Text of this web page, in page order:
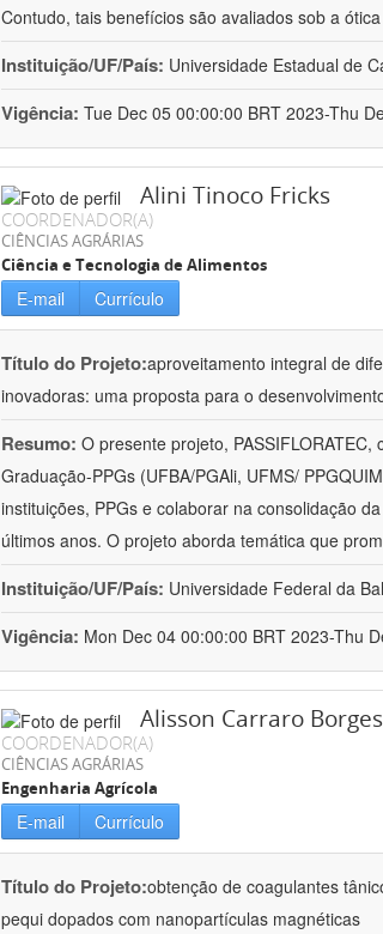
Contudo, tais benefícios são avaliados sob a
Instituição/UF/País: Universidade Estadual de
Vigência: Tue Dec 05 00:00:00 BRT 2023-Thu
Alini Tinoco Fricks
COORDENADOR(A)
CIÊNCIAS AGRÁRIAS
Ciência e Tecnologia de Alimentos
E-mail Currículo
Título do Projeto:aproveitamento integral de
inovadoras: uma proposta para o
Resumo: O presente projeto,
Graduação-PPGs (UFBA/PGAli, UFMS/
instituições, PPGs e colaborar na consolidação
últimos anos. O projeto aborda temática que
Instituição/UF/País: Universidade Federal da
Vigência: Mon Dec 04 00:00:00 BRT 2023-Thu
Alisson Carraro Borges
COORDENADOR(A)
CIÊNCIAS AGRÁRIAS
Engenharia Agrícola
E-mail Currículo
Título do Projeto:obtenção de coagulantes
pequi dopados com nanopartículas magnéticas